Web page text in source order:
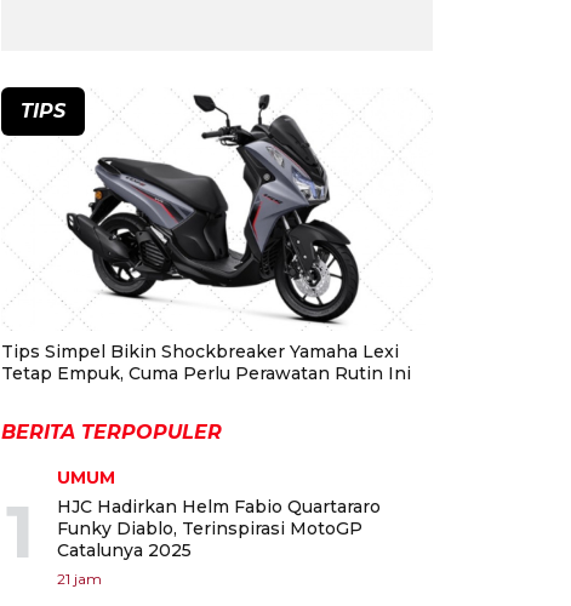
TIPS
Tips Simpel Bikin Shockbreaker Yamaha Lexi
Tetap Empuk, Cuma Perlu Perawatan Rutin Ini
BERITA TERPOPULER
1
UMUM
HJC Hadirkan Helm Fabio Quartararo
Funky Diablo, Terinspirasi MotoGP
Catalunya 2025
21 jam